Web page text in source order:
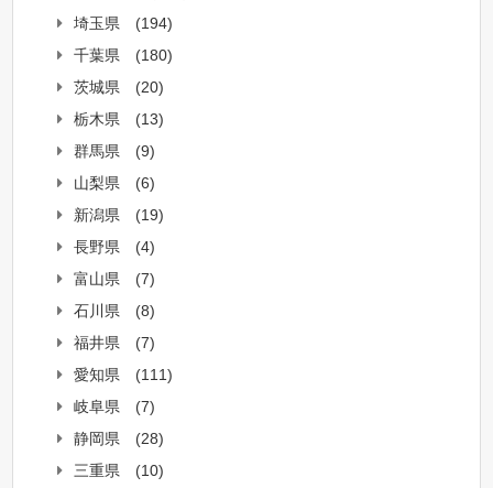
埼玉県
(194)
千葉県
(180)
茨城県
(20)
栃木県
(13)
群馬県
(9)
山梨県
(6)
新潟県
(19)
長野県
(4)
富山県
(7)
石川県
(8)
福井県
(7)
愛知県
(111)
岐阜県
(7)
静岡県
(28)
三重県
(10)